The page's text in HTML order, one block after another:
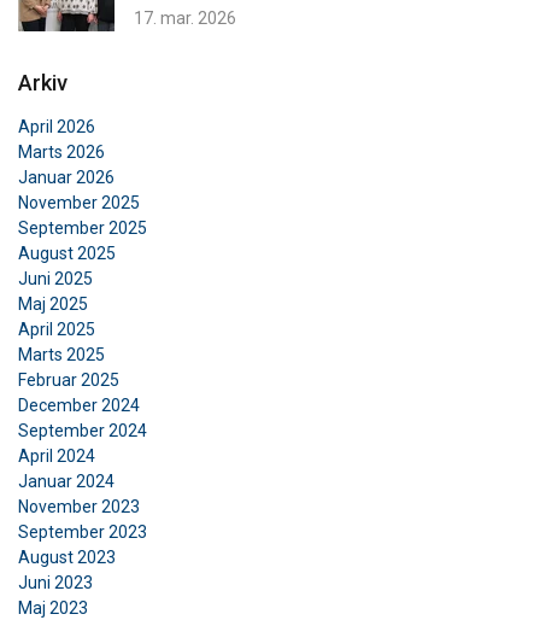
17. mar. 2026
Arkiv
April 2026
Marts 2026
Januar 2026
November 2025
September 2025
August 2025
Juni 2025
Maj 2025
April 2025
Marts 2025
Februar 2025
December 2024
September 2024
April 2024
Januar 2024
November 2023
September 2023
August 2023
Juni 2023
Maj 2023
Denne hjemmeside bruger
cookies
Vi bruger cookies til at tilpasse indhold,
annoncer og til at analysere vores trafik. Vi deler
også oplysninger om din brug af vores websted
med vores annoncerings- og analysepartnere,
som kan kombinere dem med andre
oplysninger, som du har givet dem, eller som de
har indsamlet fra din brug af deres tjenester.
Privatlivspolitik
Absolut
nødvendige